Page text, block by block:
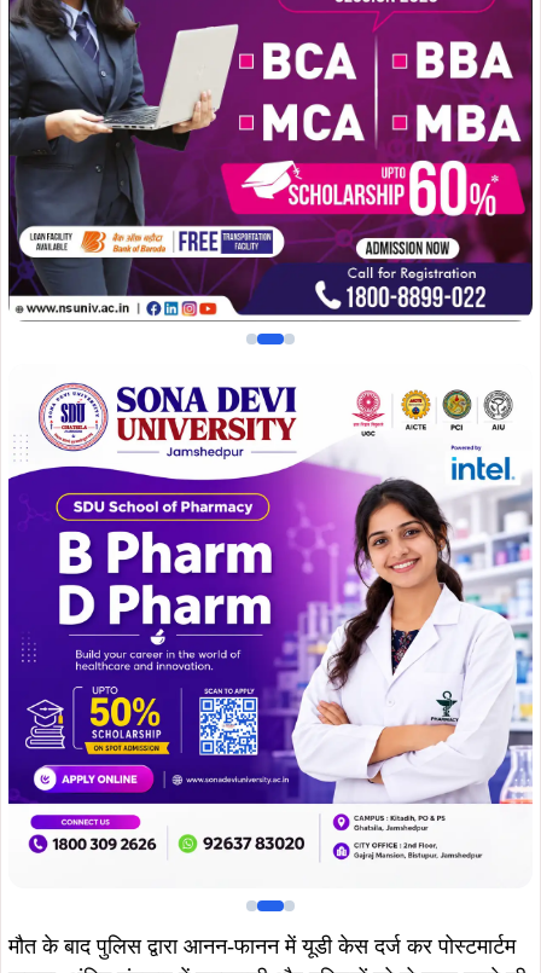
दिया है। 30 दिसंबर को मोबाइल चोरी के संदेह में पुलिस द्वारा जीत
महतो को हिरासत में लिया गया था। आरोप है कि हिरासत के दौरान
उसके साथ गंभीर मारपीट और अमानवीय व्यवहार किया गया, जिससे
उसकी तबीयत बिगड़ गई। बाद में उसे एमजीएम अस्पताल में भर्ती कराया
गया, जहां इलाज के दौरान उसकी मौत हो गई।
मौत के बाद पुलिस द्वारा आनन-फानन में यूडी केस दर्ज कर पोस्टमार्टम
कराना, अंतिम संस्कार में जल्दबाज़ी और परिजनों को दो लाख रुपये की
राशि सौंपे जाने से पूरे मामले पर गंभीर सवाल खड़े हो गए हैं। घटना के
बाद शहर में आक्रोश का माहौल है और मामला लगातार तूल पकड़ता जा
रहा है।